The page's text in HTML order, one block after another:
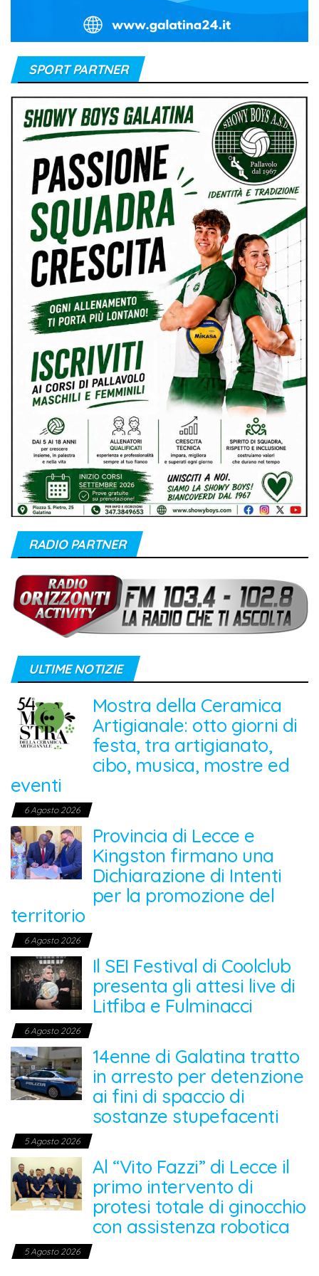
SPORT PARTNER
RADIO PARTNER
ULTIME NOTIZIE
Mostra della Ceramica
Artigianale: otto giorni di
festa, tra artigianato,
cibo, musica, mostre ed
eventi
6 Agosto 2026
Provincia di Lecce e
Kingston firmano una
Dichiarazione di Intenti
per la promozione del
territorio
6 Agosto 2026
Il SEI Festival di Coolclub
presenta gli attesi live di
Litfiba e Fulminacci
6 Agosto 2026
14enne di Galatina tratto
in arresto per detenzione
ai fini di spaccio di
sostanze stupefacenti
5 Agosto 2026
Al “Vito Fazzi” di Lecce il
primo intervento di
protesi totale di ginocchio
con assistenza robotica
5 Agosto 2026